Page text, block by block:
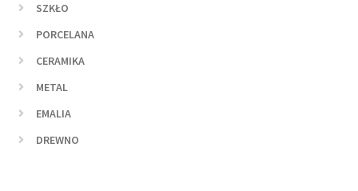
SZKŁO
PORCELANA
CERAMIKA
METAL
EMALIA
DREWNO